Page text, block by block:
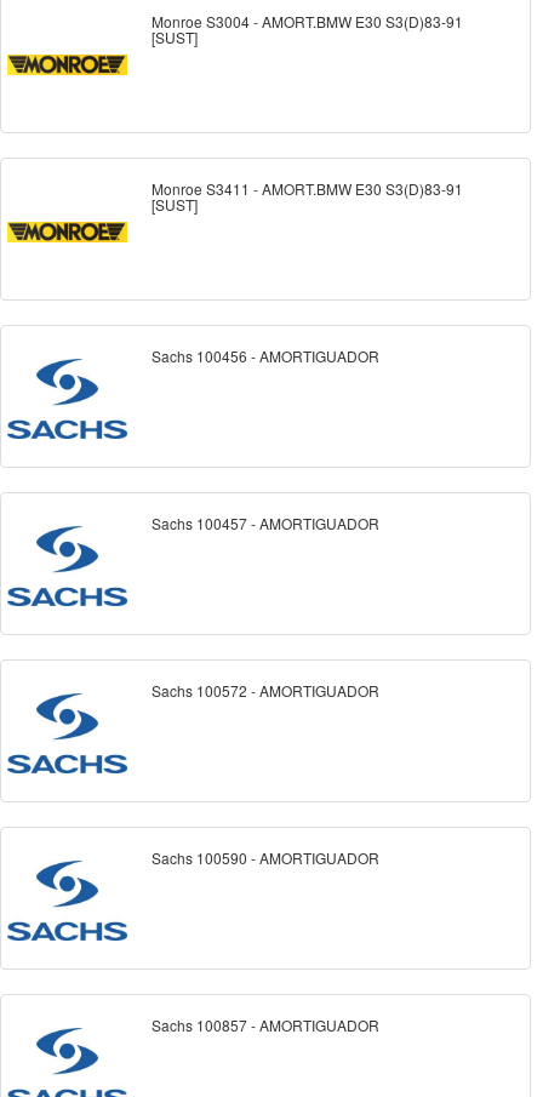
Monroe S3004 - AMORT.BMW E30 S3(D)83-91
[SUST]
Monroe S3411 - AMORT.BMW E30 S3(D)83-91
[SUST]
Sachs 100456 - AMORTIGUADOR
Sachs 100457 - AMORTIGUADOR
Sachs 100572 - AMORTIGUADOR
Sachs 100590 - AMORTIGUADOR
Sachs 100857 - AMORTIGUADOR